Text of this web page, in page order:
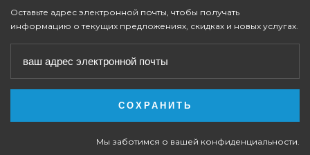
Оставьте адрес электронной почты, чтобы получать
информацию о текущих предложениях, скидках и новых услугах.
Мы заботимся о вашей конфиденциальности.